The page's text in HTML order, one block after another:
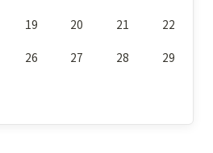
19 20 21 22
26 27 28 29